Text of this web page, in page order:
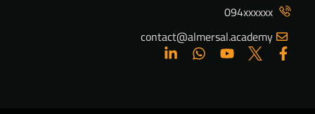
094xxxxxx
contact@almersal.academy